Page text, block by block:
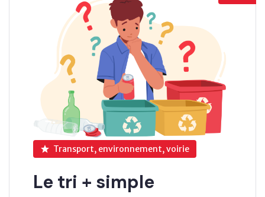
Transport, environnement, voirie
Le tri + simple